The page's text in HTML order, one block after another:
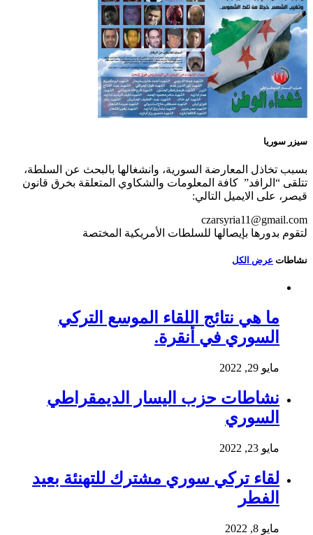
سيزر سوريا
بسبب تخاذل المعارضة السورية، وانشغالها بالبحث عن السلطة،
تتلقى “الرافد” كافة المعلومات والشكاوي المتعلقة بخرق قانون
قيصر، على الايميل التالي:
czarsyria11@gmail.com
لتقوم بدورها بإيصالها للسلطات الأمريكية المختصة
نشاطات عرض الكل
ما هي نتائج اللقاء الموسع التركي
السوري في أنقرة.
مايو 29, 2022
نشاطات حزب اليسار الديمقراطي
السوري
مايو 23, 2022
لقاء تركي سوري مشترك للتهنئة بعيد
الفطر
مايو 8, 2022